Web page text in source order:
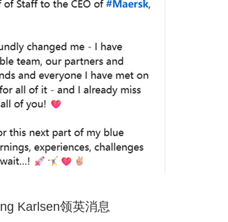
Karlsen领英消息